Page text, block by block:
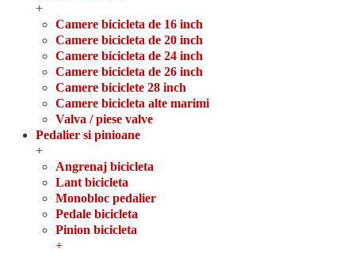
+
Camere bicicleta de 16 inch
Camere bicicleta de 20 inch
Camere bicicleta de 24 inch
Camere bicicleta de 26 inch
Camere biciclete 28 inch
Camere bicicleta alte marimi
Valva / piese valve
Pedalier si pinioane
+
Angrenaj bicicleta
Lant bicicleta
Monobloc pedalier
Pedale bicicleta
Pinion bicicleta
+